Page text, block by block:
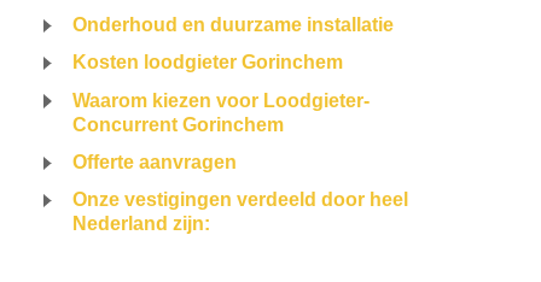
Onderhoud en duurzame installatie
Kosten loodgieter Gorinchem
Waarom kiezen voor Loodgieter-
Concurrent Gorinchem
Offerte aanvragen
Onze vestigingen verdeeld door heel
Nederland zijn: